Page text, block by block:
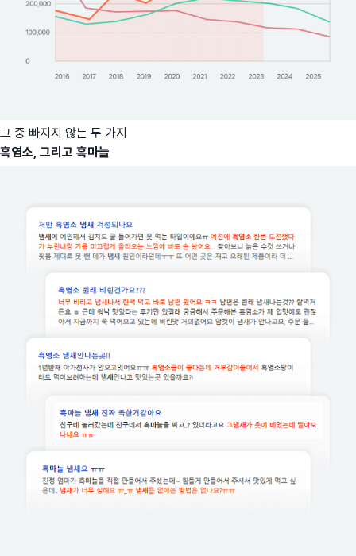
그 중 빠지지 않는 두 가지
흑염소, 그리고 흑마늘